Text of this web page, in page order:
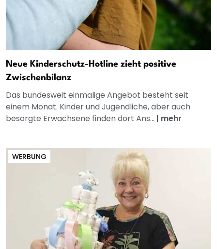
Neue Kinderschutz-Hotline zieht positive
Zwischenbilanz
Das bundesweit einmalige Angebot besteht seit
einem Monat. Kinder und Jugendliche, aber auch
besorgte Erwachsene finden dort Ans... | mehr
WERBUNG